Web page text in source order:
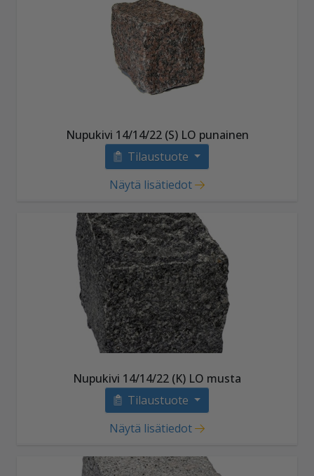
Nupukivi 14/14/22 (S) LO punainen
Tilaustuote
Näytä lisätiedot
Nupukivi 14/14/22 (K) LO musta
Tilaustuote
Näytä lisätiedot